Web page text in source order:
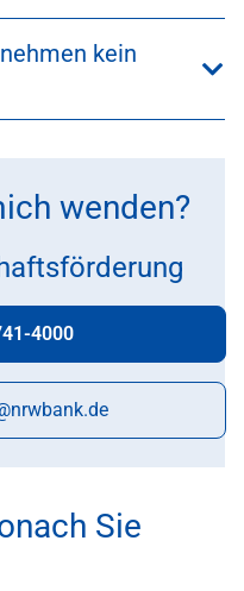
kein
wenden?
4000
Sie